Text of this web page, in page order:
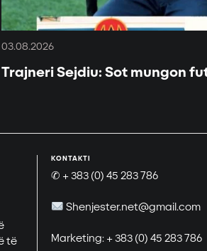
03.08.2026
Trajneri Sejdiu: Sot mungon
të
KONTAKTI
✆ + 383 (0) 45 283 786
Shenjester.net@gmail.com
Marketing: + 383 (0) 45 283 786